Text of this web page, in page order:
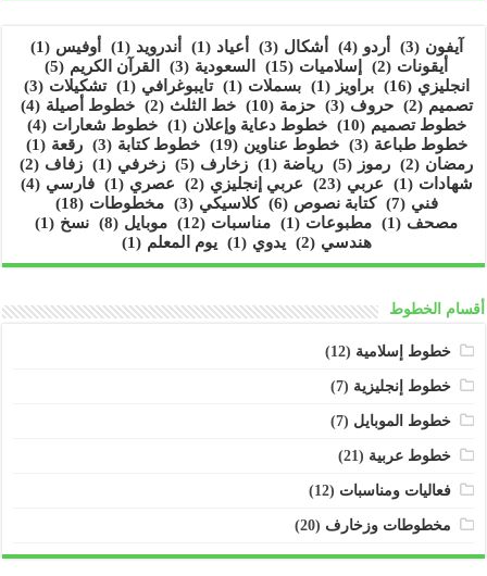
آيفون (3) أردو (4) أشكال (3) أعياد (1) أندرويد (1) أوفيس (1)
أيقونات (2) إسلاميات (15) السعودية (3) القرآن الكريم (5)
انجليزي (16) براويز (1) بسملات (1) تايبوغرافي (1) تشكيلات (3)
تصميم (2) حروف (3) حزمة (10) خط الثلث (2) خطوط أصيلة (4)
خطوط تصميم (10) خطوط دعاية وإعلان (1) خطوط شعارات (4)
خطوط طباعة (3) خطوط عناوين (19) خطوط كتابة (3) رقعة (1)
رمضان (2) رموز (5) رياضة (1) زخارف (5) زخرفي (1) زفاف (2)
شهادات (1) عربي (23) عربي إنجليزي (2) عصري (1) فارسي (4)
فني (7) كتابة نصوص (6) كلاسيكي (3) مخطوطات (18)
مصحف (1) مطبوعات (1) مناسبات (12) موبايل (8) نسخ (1)
هندسي (2) يدوي (1) يوم المعلم (1)
أقسام الخطوط
خطوط إسلامية (12)
خطوط إنجليزية (7)
خطوط الموبايل (7)
خطوط عربية (21)
فعاليات ومناسبات (12)
مخطوطات وزخارف (20)